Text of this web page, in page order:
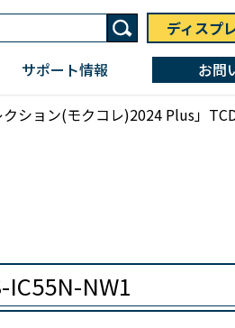
ディスプ
サポート情報 お問
ション(モクコレ)2024 Plus」
NW1